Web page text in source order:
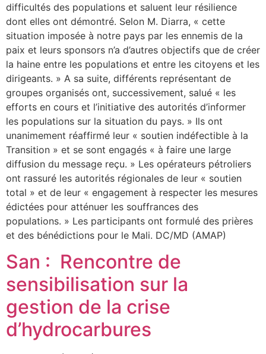
difficultés des populations et saluent leur résilience
dont elles ont démontré. Selon M. Diarra, « cette
situation imposée à notre pays par les ennemis de la
paix et leurs sponsors n’a d’autres objectifs que de créer
la haine entre les populations et entre les citoyens et les
dirigeants. » A sa suite, différents représentant de
groupes organisés ont, successivement, salué « les
efforts en cours et l’initiative des autorités d’informer
les populations sur la situation du pays. » Ils ont
unanimement réaffirmé leur « soutien indéfectible à la
Transition » et se sont engagés « à faire une large
diffusion du message reçu. » Les opérateurs pétroliers
ont rassuré les autorités régionales de leur « soutien
total » et de leur « engagement à respecter les mesures
édictées pour atténuer les souffrances des
populations. » Les participants ont formulé des prières
et des bénédictions pour le Mali. DC/MD (AMAP)
San : Rencontre de
sensibilisation sur la
gestion de la crise
d’hydrocarbures